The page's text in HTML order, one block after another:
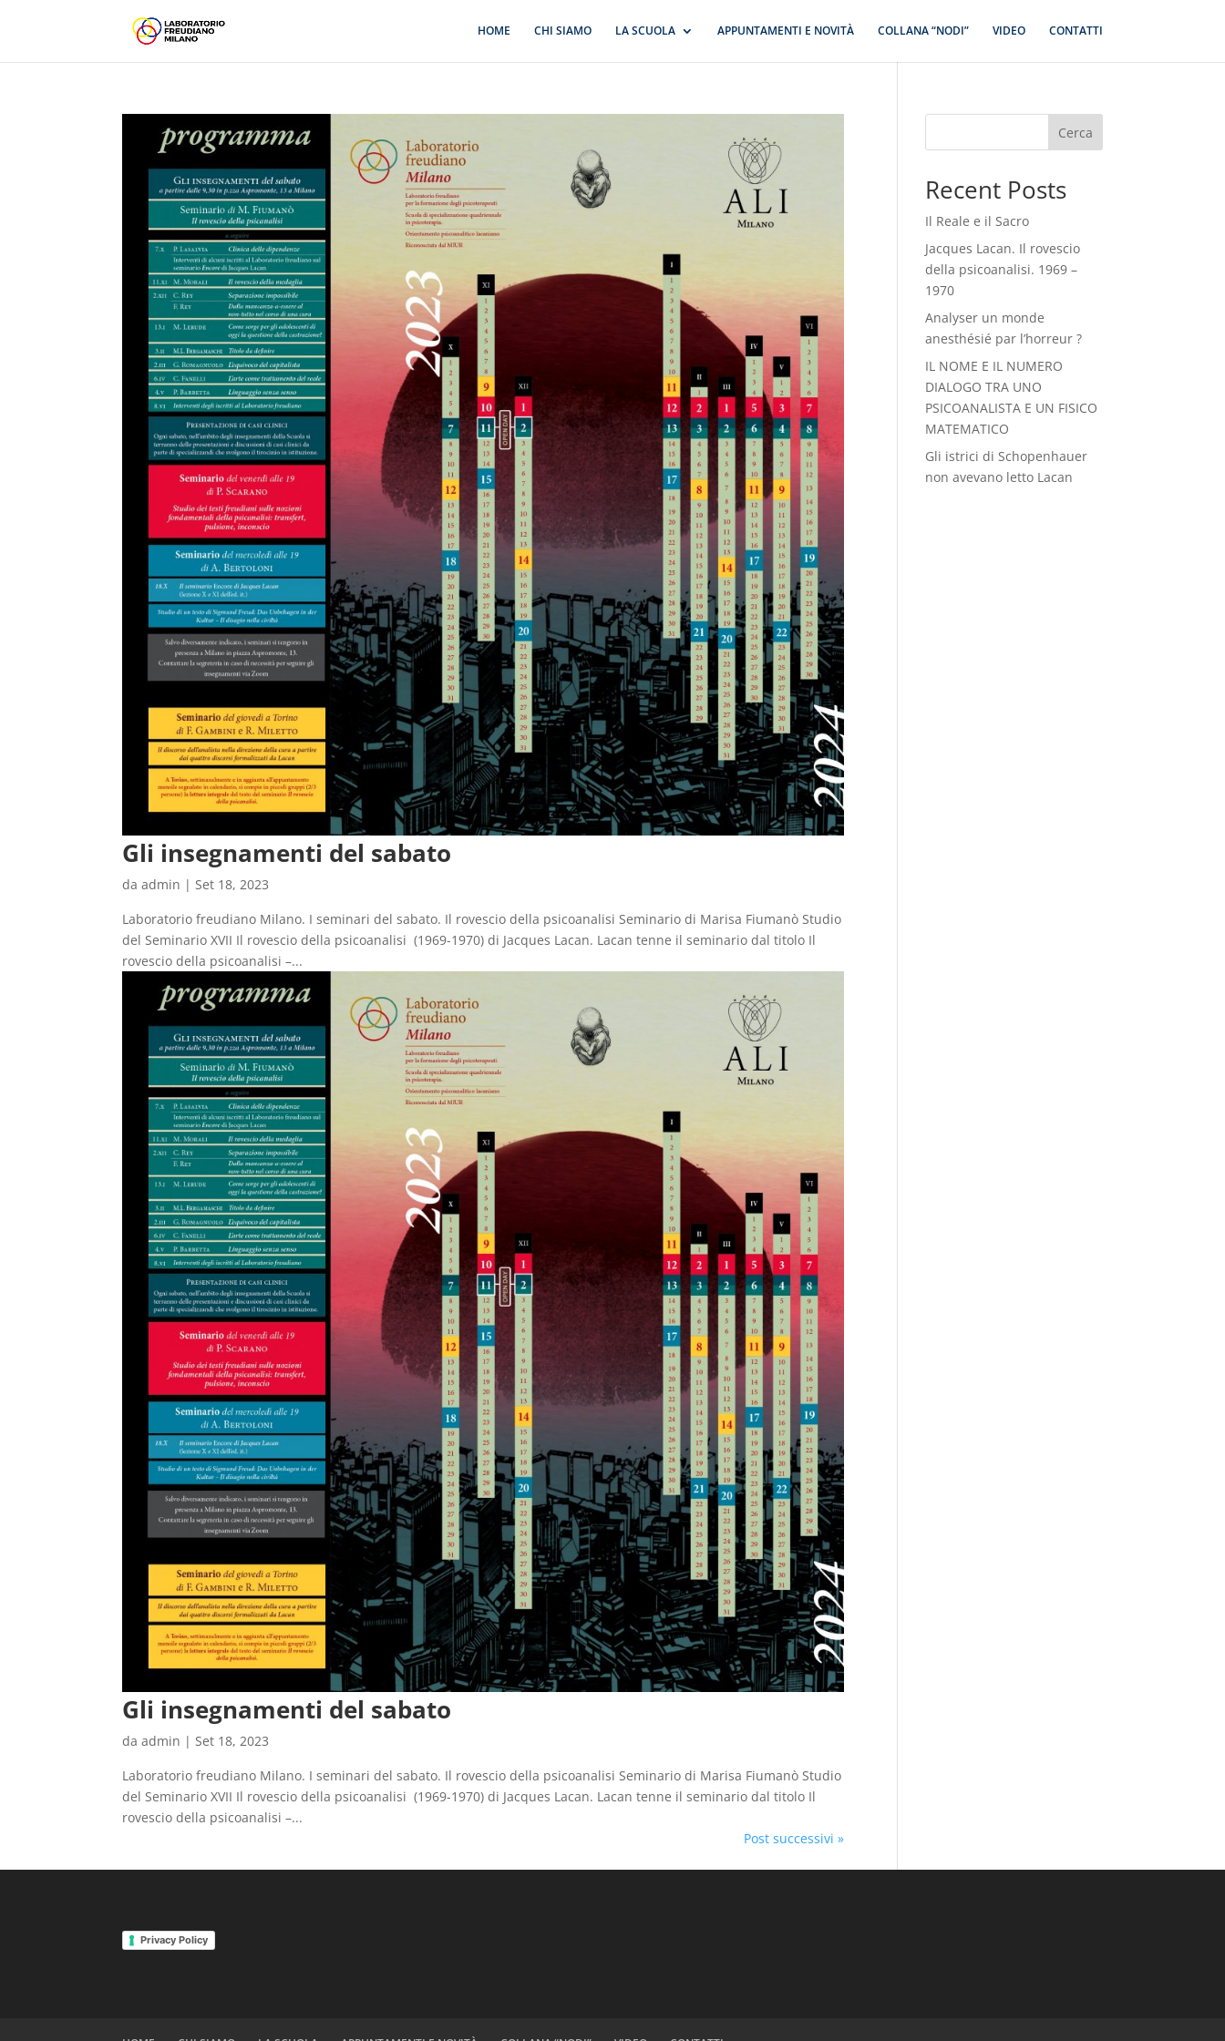
HOME CHI SIAMO LA SCUOLA APPUNTAMENTI E NOVITÀ COLLANA “NODI” VIDEO CONTATTI
Gli insegnamenti del sabato
daadmin | Set 18, 2023
Laboratorio freudiano Milano. I seminari del sabato. Il rovescio della psicoanalisi Seminario di Marisa Fiumanò Studio
del Seminario XVII Il rovescio della psicoanalisi (1969-1970) di Jacques Lacan. Lacan tenne il seminario dal titolo Il
rovescio della psicoanalisi –...
Gli insegnamenti del sabato
daadmin |Set 18, 2023
Laboratorio freudiano Milano. I seminari del sabato. Il rovescio della psicoanalisi Seminario di Marisa Fiumanò Studio
del Seminario XVII Il rovescio della psicoanalisi (1969-1970) di Jacques Lacan. Lacan tenne il seminario dal titolo Il
rovescio della psicoanalisi –...
Post successivi »
Cerca
Recent Posts
Il Reale e il Sacro
Jacques Lacan. Il rovescio
della psicoanalisi. 1969 –
1970
Analyser un monde
anesthésié par l’horreur ?
IL NOME E IL NUMERO
DIALOGO TRA UNO
PSICOANALISTA E UN FISICO
MATEMATICO
Gli istrici di Schopenhauer
non avevano letto Lacan
Privacy Policy